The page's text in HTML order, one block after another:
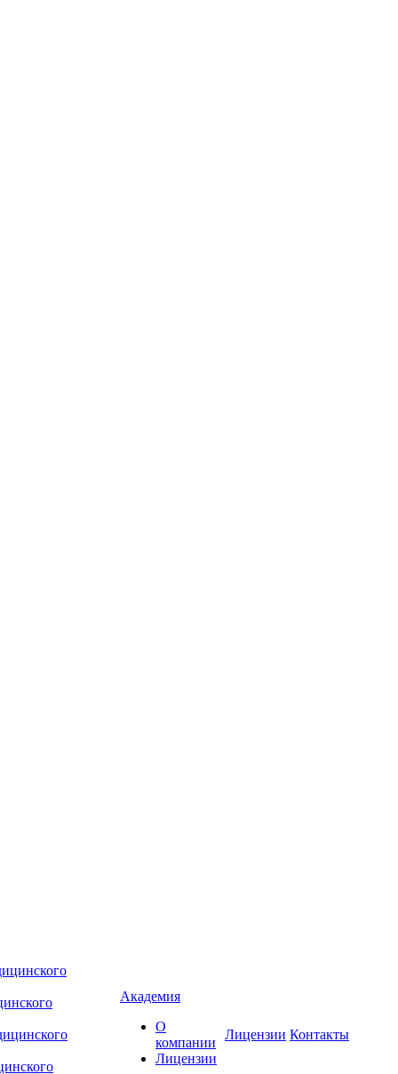
Академия
О
компании
Лицензии
Лицензии Контакты